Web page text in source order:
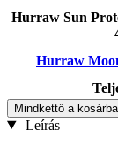
Hurraw Sun
Hurraw
Mindkettő a kosárba
Leírás